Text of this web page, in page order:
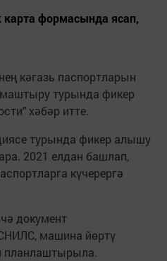
формасында ясап,
кәгазь паспортларын
турында фикер
хәбәр итте.
турында фикер алышу
2021 елдан башлап,
күчерергә
документ
машина йөртү
планлаштырыла.